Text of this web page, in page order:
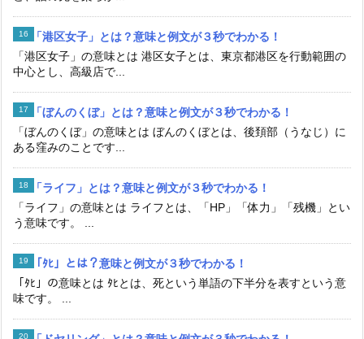
「港区女子」とは？意味と例文が３秒でわかる！
「港区女子」の意味とは 港区女子とは、東京都港区を行動範囲の
中心とし、高級店で...
「ぼんのくぼ」とは？意味と例文が３秒でわかる！
「ぼんのくぼ」の意味とは ぼんのくぼとは、後頚部（うなじ）に
ある窪みのことです...
「ライフ」とは？意味と例文が３秒でわかる！
「ライフ」の意味とは ライフとは、「HP」「体力」「残機」とい
う意味です。 ...
「ﾀﾋ」とは？意味と例文が３秒でわかる！
「ﾀﾋ」の意味とは ﾀﾋとは、死という単語の下半分を表すという意
味です。 ...